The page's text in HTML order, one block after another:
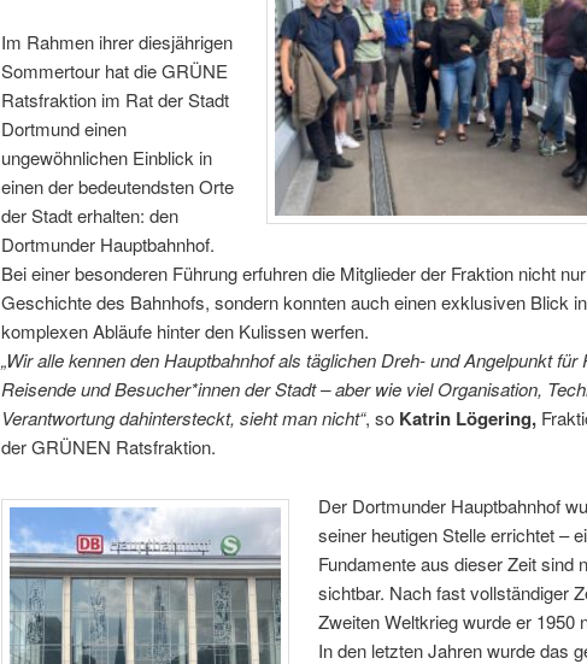
Im Rahmen ihrer diesjährigen
Sommertour hat die GRÜNE
Ratsfraktion im Rat der Stadt
Dortmund einen
ungewöhnlichen Einblick in
einen der bedeutendsten Orte
der Stadt erhalten: den
Dortmunder Hauptbahnhof.
Bei einer besonderen Führung erfuhren die Mitglieder der Fraktion nicht
Geschichte des Bahnhofs, sondern konnten auch einen exklusiven Blick
komplexen Abläufe hinter den Kulissen werfen.
„Wir alle kennen den Hauptbahnhof als täglichen Dreh- und Angelpunkt für
Reisende und Besucher*innen der Stadt – aber wie viel Organisation,
Verantwortung dahintersteckt, sieht man nicht“, so Katrin Lögering,
der GRÜNEN Ratsfraktion.
Der Dortmunder Hauptbahnhof
seiner heutigen Stelle errichtet –
Fundamente aus dieser Zeit sind
sichtbar. Nach fast vollständiger
Zweiten Weltkrieg wurde er 1950
In den letzten Jahren wurde das